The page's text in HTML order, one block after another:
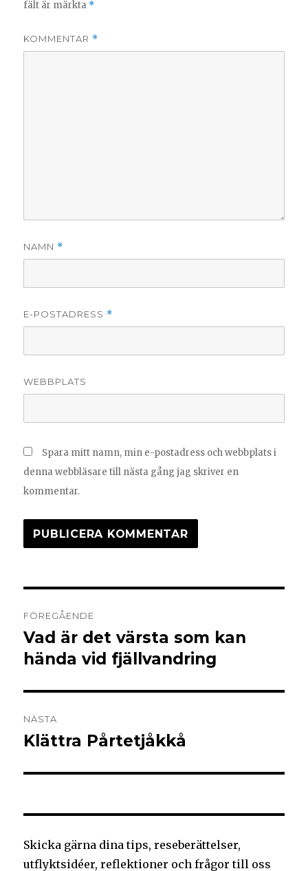
fält är märkta *
KOMMENTAR *
NAMN *
E-POSTADRESS *
WEBBPLATS
Spara mitt namn, min e-postadress och webbplats i
denna webbläsare till nästa gång jag skriver en
kommentar.
FÖREGÅENDE
Vad är det värsta som kan
hända vid fjällvandring
NÄSTA
Klättra Pårtetjåkkå
Skicka gärna dina tips, reseberättelser,
utflyktsidéer, reflektioner och frågor till oss